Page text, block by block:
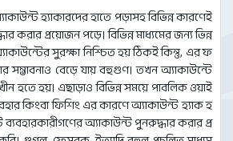
হ্যাকারদের হাতে পড়াসহ বিভিন্ন কারণেই
প্রয়োজন পড়ে। বিভিন্ন মাধ্যমের জন্য ভিন্ন
সুরক্ষা নিশ্চিত হয় ঠিকই কিন্তু, এর ফ
সম্ভাবনাও বেড়ে যায় বহুগুণ। তখন অ্যাকাউন্টে
হতে হয়। এছাড়াও বিভিন্ন সময়ে পাবলিক ওয়াই
কিংবা ফিশিং এর কারণে অ্যাকাউন্ট হ্যাক হ
ব্যবহারকারীগণের অ্যাকাউন্ট পুনরুদ্ধার করার প্র